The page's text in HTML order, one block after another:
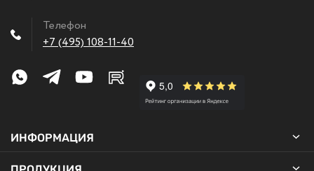
Телефон
+7 (495) 108-11-40
ИНФОРМАЦИЯ